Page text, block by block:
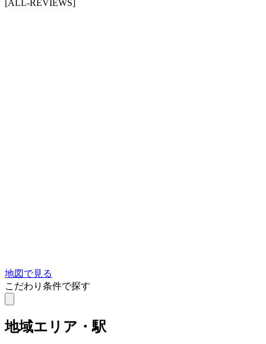
[ALL-REVIEWS]
地図で見る
こだわり条件で探す
地域エリア・駅